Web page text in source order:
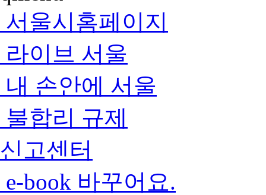
서울시홈페이지
라이브 서울
내 손안에 서울
불합리 규제
신고센터
e-book 바꾸어요.